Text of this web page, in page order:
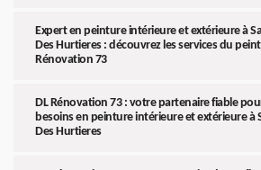
Expert en peinture intérieure et extérieure à
Des Hurtieres : découvrez les services du
Rénovation 73
DL Rénovation 73 : votre partenaire fiable
besoins en peinture intérieure et extérieure à
Des Hurtieres